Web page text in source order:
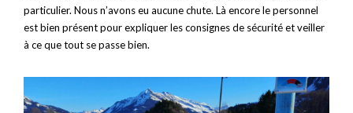
particulier. Nous n’avons eu aucune chute. Là encore le personnel
est bien présent pour expliquer les consignes de sécurité et veiller
à ce que tout se passe bien.